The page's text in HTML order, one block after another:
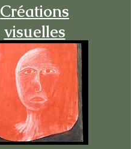
Créations
visuelles